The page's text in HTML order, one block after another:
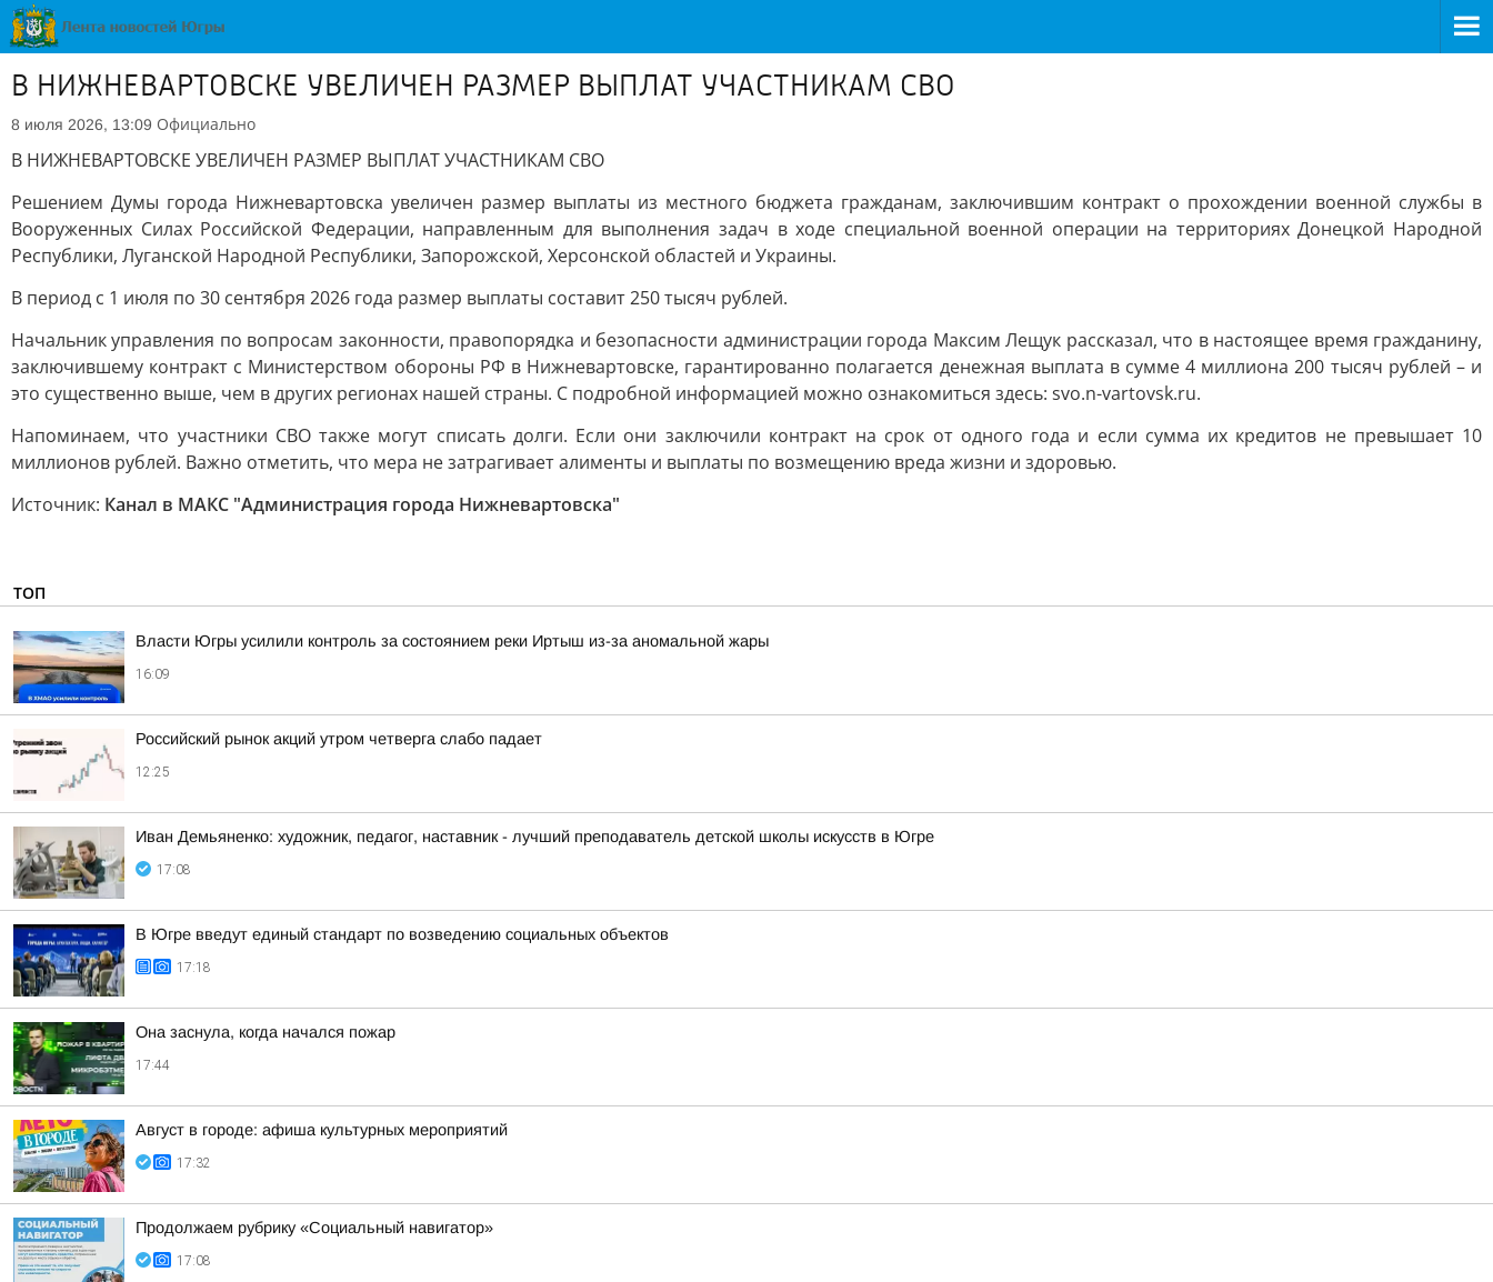
В НИЖНЕВАРТОВСКЕ УВЕЛИЧЕН РАЗМЕР ВЫПЛАТ УЧАСТНИКАМ СВО
8 июля 2026, 13:09 Официально
В НИЖНЕВАРТОВСКЕ УВЕЛИЧЕН РАЗМЕР ВЫПЛАТ УЧАСТНИКАМ СВО
Решением Думы города Нижневартовска увеличен размер выплаты из местного бюджета гражданам, заключившим контракт о прохождении военной службы в
Вооруженных Силах Российской Федерации, направленным для выполнения задач в ходе специальной военной операции на территориях Донецкой Народной
Республики, Луганской Народной Республики, Запорожской, Херсонской областей и Украины.
В период с 1 июля по 30 сентября 2026 года размер выплаты составит 250 тысяч рублей.
Начальник управления по вопросам законности, правопорядка и безопасности администрации города Максим Лещук рассказал, что в настоящее время гражданину,
заключившему контракт с Министерством обороны РФ в Нижневартовске, гарантированно полагается денежная выплата в сумме 4 миллиона 200 тысяч рублей – и
это существенно выше, чем в других регионах нашей страны. С подробной информацией можно ознакомиться здесь: svo.n-vartovsk.ru.
Напоминаем, что участники СВО также могут списать долги. Если они заключили контракт на срок от одного года и если сумма их кредитов не превышает 10
миллионов рублей. Важно отметить, что мера не затрагивает алименты и выплаты по возмещению вреда жизни и здоровью.
Источник: Канал в МАКС "Администрация города Нижневартовска"
ТОП
Власти Югры усилили контроль за состоянием реки Иртыш из-за аномальной жары
16:09
Российский рынок акций утром четверга слабо падает
12:25
Иван Демьяненко: художник, педагог, наставник - лучший преподаватель детской школы искусств в Югре
17:08
В Югре введут единый стандарт по возведению социальных объектов
17:18
Она заснула, когда начался пожар
17:44
Август в городе: афиша культурных мероприятий
17:32
Продолжаем рубрику «Социальный навигатор»
17:08